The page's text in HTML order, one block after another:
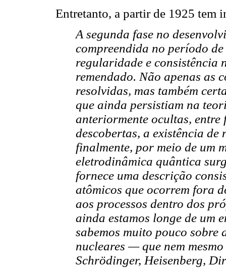
Entretanto, a partir de 1925 tem
A segunda fase no
compreendida no período
regularidade e
remendado. Não apenas as
resolvidas, mas também
que ainda persistiam na
anteriormente ocultas, entre
descobertas, a existência
finalmente, por meio de um
eletrodinâmica quântica
fornece uma descrição
atômicos que ocorrem fora
aos processos dentro dos
ainda estamos longe de um
sabemos muito pouco sobre
nucleares — que nem
Schrödinger, Heisenberg,